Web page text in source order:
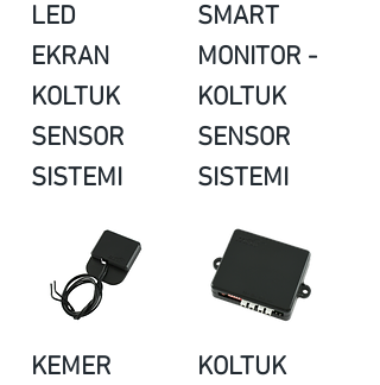
LED
EKRAN
KOLTUK
SENSOR
SISTEMI
SMART
MONITOR -
KOLTUK
SENSOR
SISTEMI
KEMER
KOLTUK